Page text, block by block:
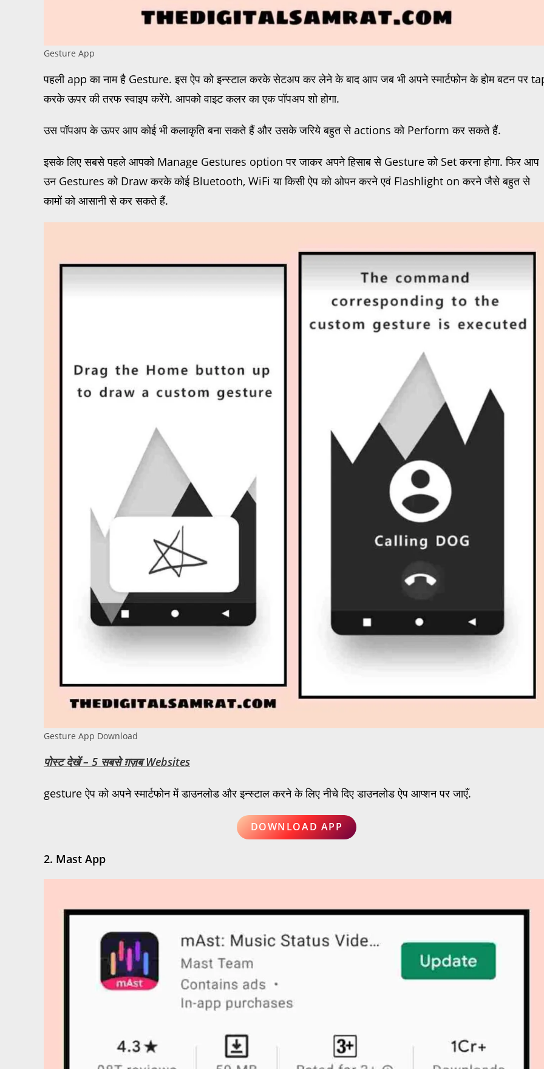
Gesture App
पहली app का नाम है Gesture. इस ऐप को इन्स्टाल करके सेटअप कर लेने के बाद आप जब भी अपने स्मार्टफोन के होम बटन पर
करके ऊपर की तरफ स्वाइप करेंगे. आपको वाइट कलर का एक पॉपअप शो होगा.
उस पॉपअप के ऊपर आप कोई भी कलाकृति बना सकते हैं और उसके जरिये बहुत से actions को Perform कर सकते हैं.
इसके लिए सबसे पहले आपको Manage Gestures option पर जाकर अपने हिसाब से Gesture को Set करना होगा. फिर आप
उन Gestures को Draw करके कोई Bluetooth, WiFi या किसी ऐप को ओपन करने एवं Flashlight on करने जैसे बहुत से
कामों को आसानी से कर सकते हैं.
Gesture App Download
पोस्ट देखें – 5 सबसे ग़ज़ब Websites
gesture ऐप को अपने स्मार्टफोन में डाउनलोड और इन्स्टाल करने के लिए नीचे दिए डाउनलोड ऐप आप्शन पर जाएँ.
DOWNLOAD APP
2. Mast App